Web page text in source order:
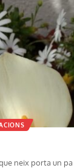
neix porta un pa